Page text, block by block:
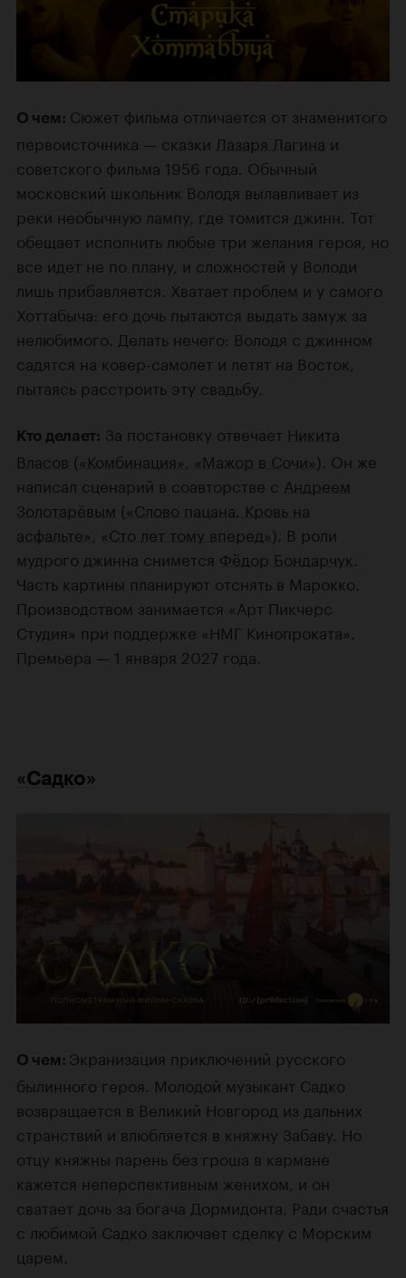
О чем: Сюжет фильма отличается от знаменитого
первоисточника — сказки Лазаря Лагина и
советского фильма 1956 года. Обычный
московский школьник Володя вылавливает из
реки необычную лампу, где томится джинн. Тот
обещает исполнить любые три желания героя, но
все идет не по плану, и сложностей у Володи
лишь прибавляется. Хватает проблем и у самого
Хоттабыча: его дочь пытаются выдать замуж за
нелюбимого. Делать нечего: Володя с джинном
садятся на ковер-самолет и летят на Восток,
пытаясь расстроить эту свадьбу.
Кто делает: За постановку отвечает Никита
Власов («Комбинация» «Мажор в Сочи»). Он же
написал сценарий в соавторстве с Андреем
Золотарёвым («Слово пацана. Кровь на
асфальте» «Сто лет тому вперед»). В роли
мудрого джинна снимется Фёдор Бондарчук
Часть картины планируют отснять в Марокко.
Производством занимается «Арт Пикчерс
Студия» при поддержке «НМГ Кинопроката».
Премьера — 1 января 2027 года.
«Садко»
О чем: Экранизация приключений русского
былинного героя. Молодой музыкант Садко
возвращается в Великий Новгород из дальних
странствий и влюбляется в княжну Забаву. Но
отцу княжны парень без гроша в кармане
кажется неперспективным женихом, и он
сватает дочь за богача Дормидонта. Ради счастья
с любимой Садко заключает сделку с Морским
царем.